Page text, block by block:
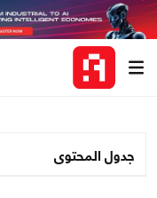
جدول المحتوى